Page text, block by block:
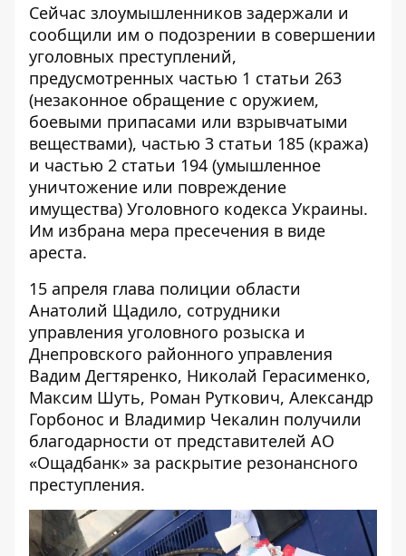
Сейчас злоумышленников задержали и
сообщили им о подозрении в совершении
уголовных преступлений,
предусмотренных частью 1 статьи 263
(незаконное обращение с оружием,
боевыми припасами или взрывчатыми
веществами), частью 3 статьи 185 (кража)
и частью 2 статьи 194 (умышленное
уничтожение или повреждение
имущества) Уголовного кодекса Украины.
Им избрана мера пресечения в виде
ареста.
15 апреля глава полиции области
Анатолий Щадило, сотрудники
управления уголовного розыска и
Днепровского районного управления
Вадим Дегтяренко, Николай Герасименко,
Максим Шуть, Роман Руткович, Александр
Горбонос и Владимир Чекалин получили
благодарности от представителей АО
«Ощадбанк» за раскрытие резонансного
преступления.